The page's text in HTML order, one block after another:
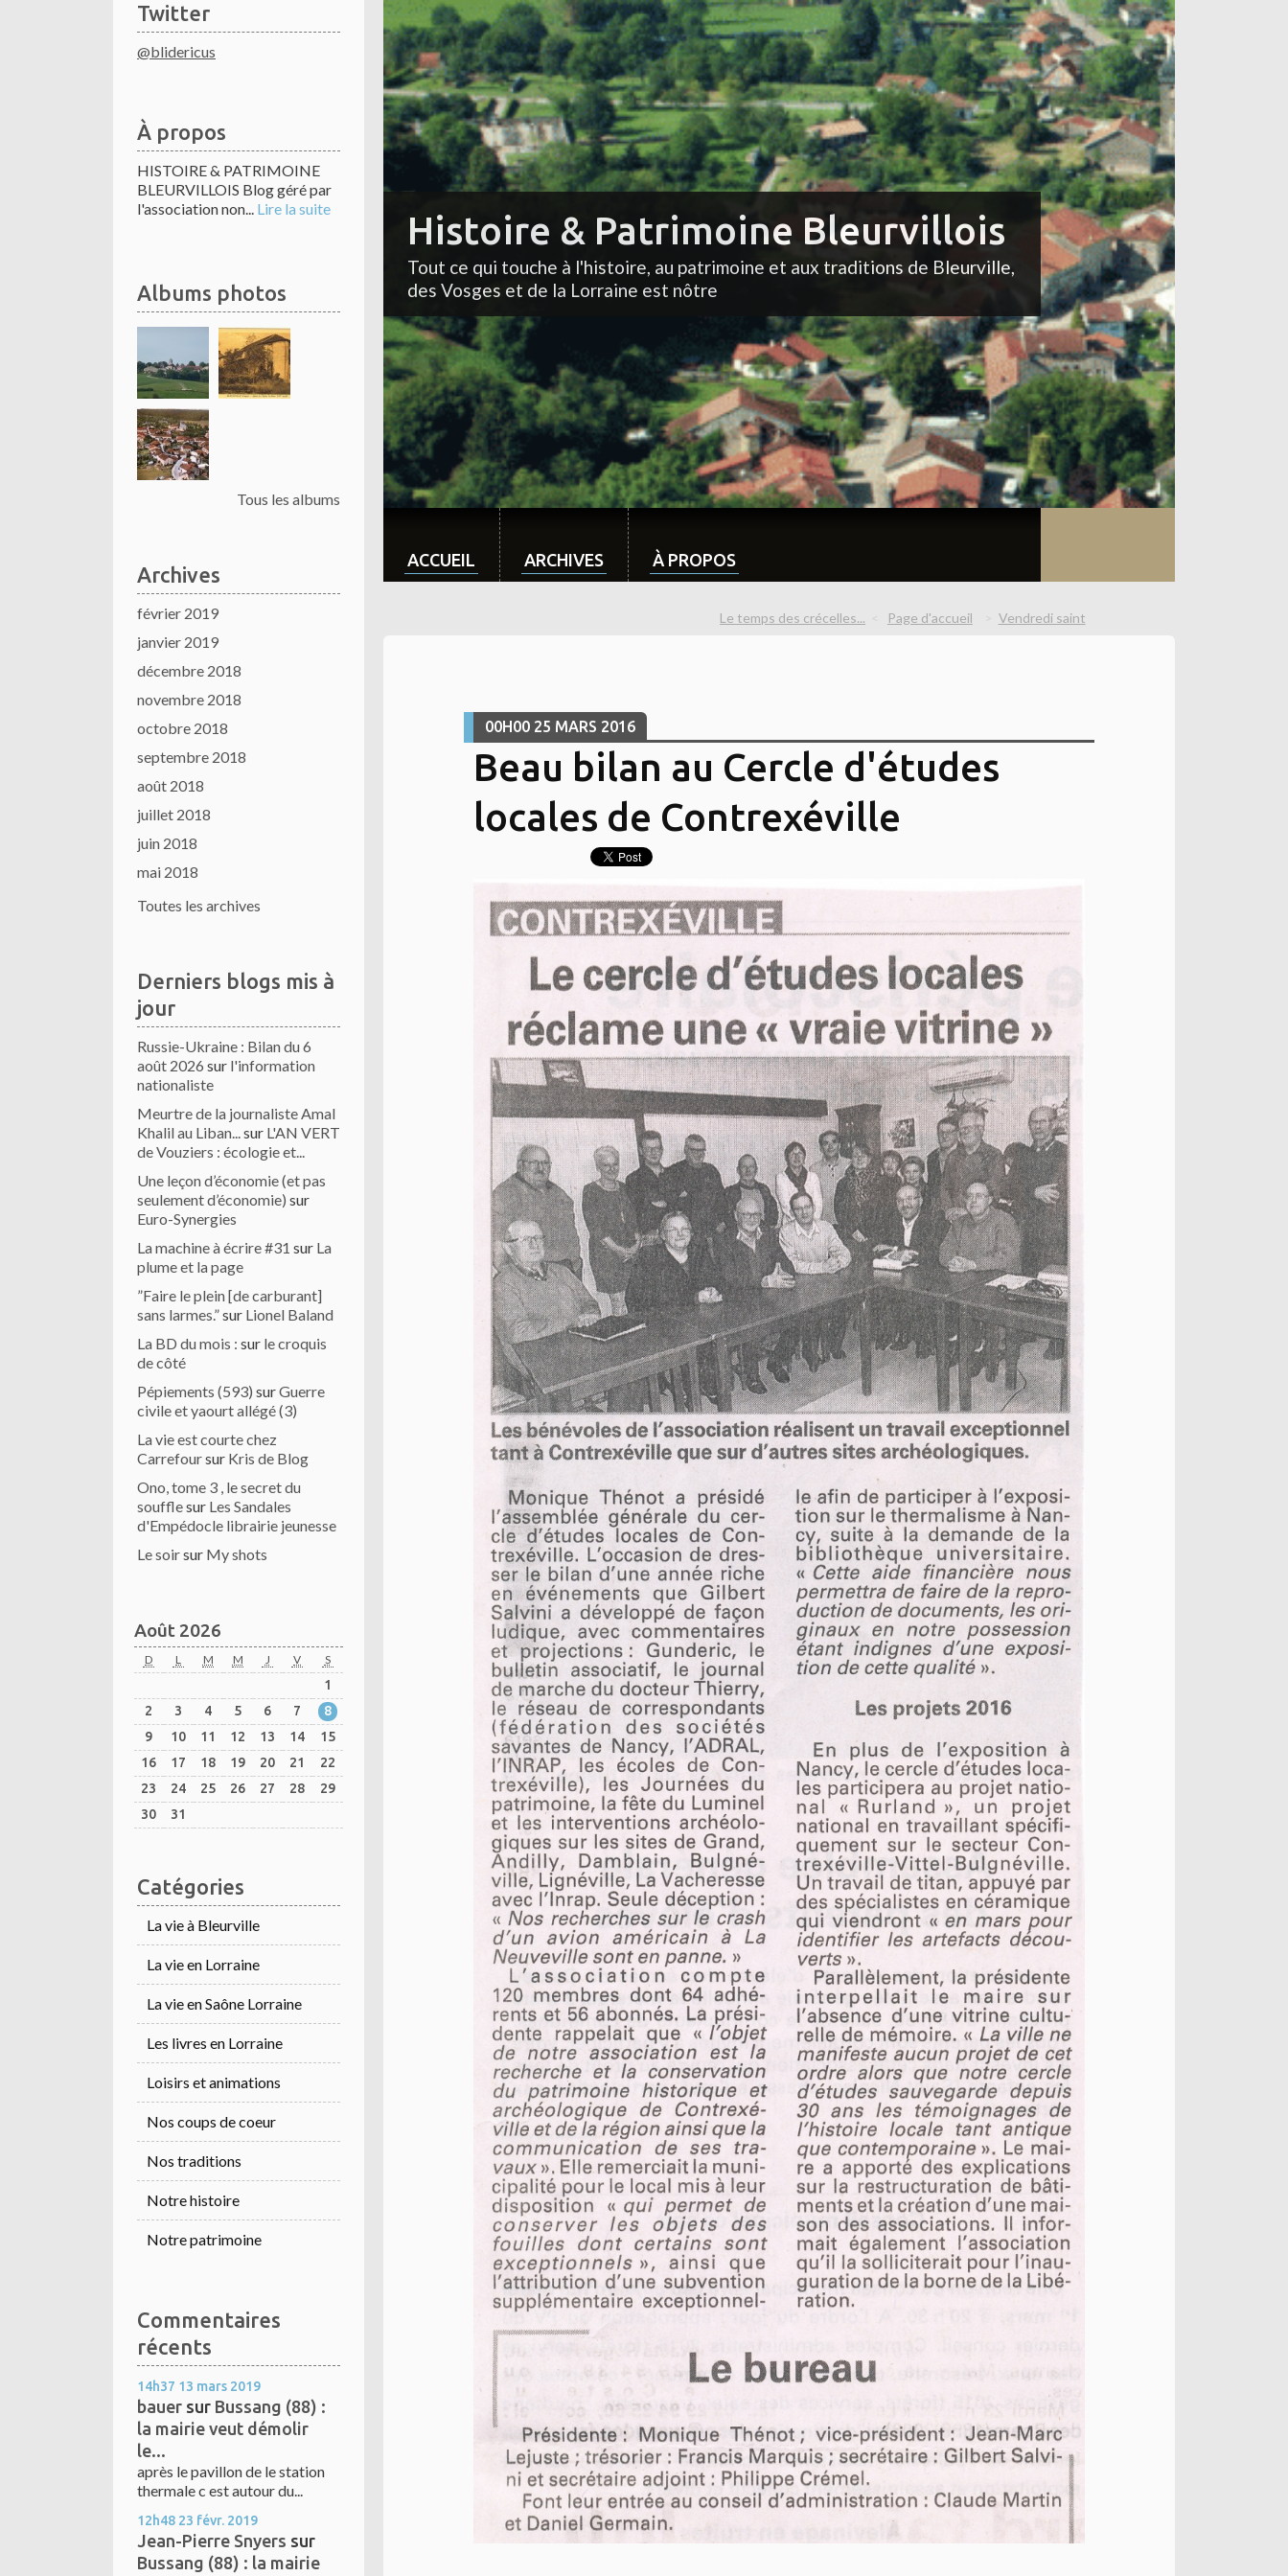
Twitter
@blidericus
À propos
HISTOIRE & PATRIMOINE
BLEURVILLOIS Blog géré par
l'association non... Lire la suite
Albums photos
Tous les albums
Archives
février 2019
janvier 2019
décembre 2018
novembre 2018
octobre 2018
septembre 2018
août 2018
juillet 2018
juin 2018
mai 2018
Toutes les archives
Derniers blogs mis à
jour
Russie-Ukraine : Bilan du 6
août 2026 sur l'information
nationaliste
Meurtre de la journaliste Amal
Khalil au Liban...sur L'AN VERT
de Vouziers : écologie et...
Une leçon d’économie (et pas
seulement d’économie) sur
Euro-Synergies
La machine à écrire #31 sur La
plume et la page
”Faire le plein [de carburant]
sans larmes.”sur Lionel Baland
La BD du mois : sur le croquis
de côté
Pépiements (593) surGuerre
civile et yaourt allégé (3)
La vie est courte chez
Carrefoursur Kris de Blog
Ono, tome 3 , le secret du
soufflesur Les Sandales
d'Empédocle librairie jeunesse
Le soirsur My shots
Août 2026
D L M M J V S
1
2
3 4 5 6 7
8
9
10 11 12 13 14
15
16
17 18 19 20 21
22
23
24 25 26 27 28
29
30
31
Catégories
La vie à Bleurville
La vie en Lorraine
La vie en Saône Lorraine
Les livres en Lorraine
Loisirs et animations
Nos coups de coeur
Nos traditions
Notre histoire
Notre patrimoine
Commentaires
récents
14h37 13 mars 2019
bauer sur Bussang (88) :
la mairie veut démolir
le...
après le pavillon de le station
thermale c est autour du...
12h48 23 févr. 2019
Jean-Pierre Snyers sur
Bussang (88) : la mairie
Histoire & Patrimoine Bleurvillois
Tout ce qui touche à l'histoire, au patrimoine et aux traditions de Bleurville,
des Vosges et de la Lorraine est nôtre
ACCUEIL ARCHIVES À PROPOS
Le temps des crécelles... Page d'accueil Vendredi saint
00H00 25 MARS 2016
Beau bilan au Cercle d'études
locales de Contrexéville